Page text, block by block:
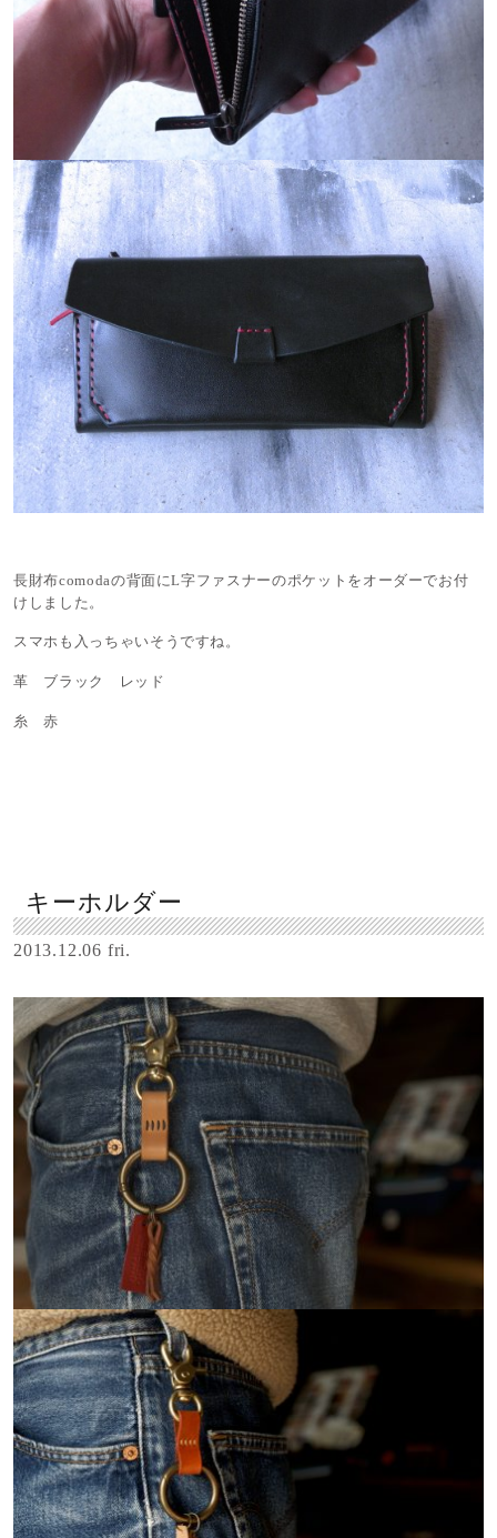
長財布comodaの背面にL字ファスナーのポケットをオーダーでお付
けしました。
スマホも入っちゃいそうですね。
革 ブラック レッド
糸 赤
キーホルダー
2013.12.06 fri.